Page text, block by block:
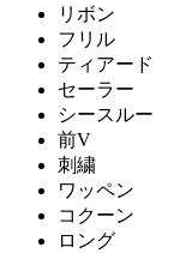
リボン
フリル
ティアード
セーラー
シースルー
前V
刺繍
ワッペン
コクーン
ロング